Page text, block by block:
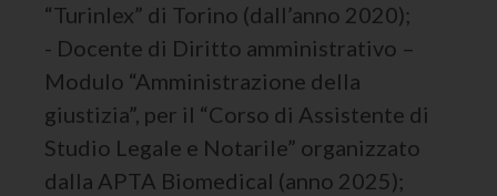
“Turinlex” di Torino (dall’anno 2020);
- Docente di Diritto amministrativo –
Modulo “Amministrazione della
giustizia”, per il “Corso di Assistente di
Studio Legale e Notarile” organizzato
dalla APTA Biomedical (anno 2025);